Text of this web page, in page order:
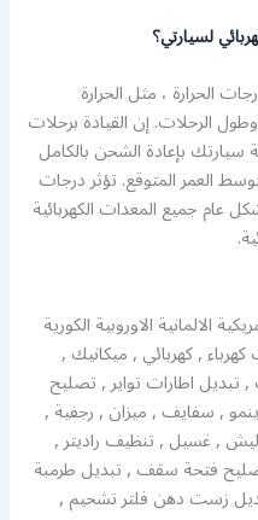
لسيارتي؟
الحرارة ، مثل الحرارة
الرحلات. إن القيادة برحلات
بإعادة الشحن بالكامل
​​العمر المتوقع. تؤثر درجات
عام جميع المعدات الكهربائية
الالمانية الاوروبية الكورية
كهرباء , كهربائي , ميكانيك ,
اطارات تواير , تصليح
, سفايف , ميزان , رجفية ,
, غسيل , تنظيف راديتر ,
فتحة سقف , تبديل طرمبة
زست دهن فلتر تشحيم ,